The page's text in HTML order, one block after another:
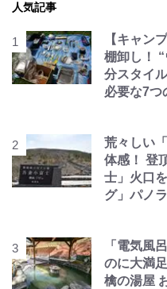
人気記事
【キャン
棚卸し！
分スタイ
必要な7つ
荒々しい
体感！ 登
士」火口
グ」パノ
「電気風
のに大満
檎の湯屋